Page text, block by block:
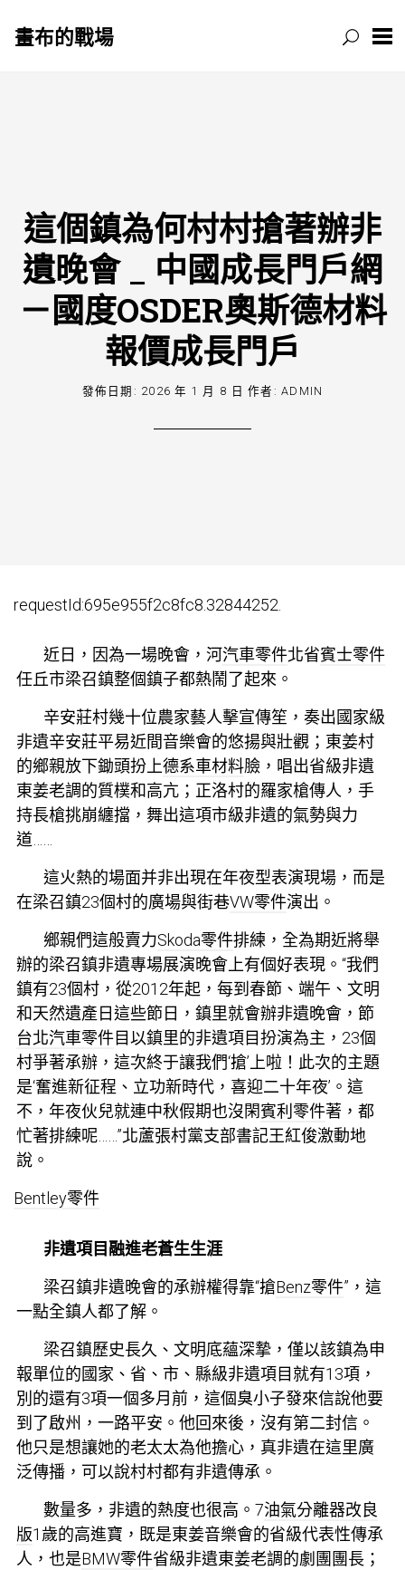
畫布的戰場
這個鎮為何村村搶著辦非
遺晚會 _ 中國成長門戶網
－國度OSDER奧斯德材料
報價成長門戶
發佈日期: 2026 年 1 月 8 日 作者:ADMIN
requestId:695e955f2c8fc8.32844252.
近日，因為一場晚會，河汽車零件北省賓士零件
任丘市梁召鎮整個鎮子都熱鬧了起來。
辛安莊村幾十位農家藝人擊宣傳笙，奏出國家級
非遺辛安莊平易近間音樂會的悠揚與壯觀；東姜村
的鄉親放下鋤頭扮上德系車材料臉，唱出省級非遺
東姜老調的質樸和高亢；正洛村的羅家槍傳人，手
持長槍挑崩纏擋，舞出這項市級非遺的氣勢與力
道……
這火熱的場面并非出現在年夜型表演現場，而是
在梁召鎮23個村的廣場與街巷VW零件演出。
鄉親們這般賣力Skoda零件排練，全為期近將舉
辦的梁召鎮非遺專場展演晚會上有個好表現。“我們
鎮有23個村，從2012年起，每到春節、端午、文明
和天然遺產日這些節日，鎮里就會辦非遺晚會，節
台北汽車零件目以鎮里的非遺項目扮演為主，23個
村爭著承辦，這次終于讓我們‘搶’上啦！此次的主題
是‘奮進新征程、立功新時代，喜迎二十年夜’。這
不，年夜伙兒就連中秋假期也沒閑賓利零件著，都
忙著排練呢……”北蘆張村黨支部書記王紅俊激動地
說。
Bentley零件
非遺項目融進老蒼生生涯
梁召鎮非遺晚會的承辦權得靠“搶Benz零件”，這
一點全鎮人都了解。
梁召鎮歷史長久、文明底蘊深摯，僅以該鎮為申
報單位的國家、省、市、縣級非遺項目就有13項，
別的還有3項一個多月前，這個臭小子發來信說他要
到了啟州，一路平安。他回來後，沒有第二封信。
他只是想讓她的老太太為他擔心，真非遺在這里廣
泛傳播，可以說村村都有非遺傳承。
數量多，非遺的熱度也很高。7油氣分離器改良
版1歲的高進寶，既是東姜音樂會的省級代表性傳承
人，也是BMW零件省級非遺東姜老調的劇團團長；